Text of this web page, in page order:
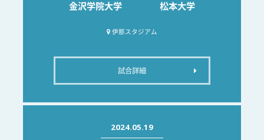
金沢学院大学 松本大学
伊那スタジアム
試合詳細
2024.05.19